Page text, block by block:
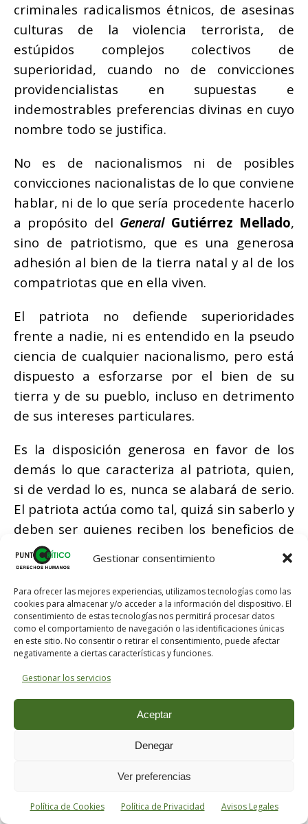
Gestionar consentimiento
Para ofrecer las mejores experiencias, utilizamos tecnologías como las
cookies para almacenar y/o acceder a la información del dispositivo. El
consentimiento de estas tecnologías nos permitirá procesar datos
como el comportamiento de navegación o las identificaciones únicas
en este sitio. No consentir o retirar el consentimiento, puede afectar
negativamente a ciertas características y funciones.
Gestionar los servicios
Aceptar
Denegar
Ver preferencias
Política de Cookies Política de Privacidad Avisos Legales
criminales radicalismos étnicos, de asesinas
culturas de la violencia terrorista, de
estúpidos complejos colectivos de
superioridad, cuando no de convicciones
providencialistas en supuestas e
indemostrables preferencias divinas en cuyo
nombre todo se justifica.
No es de nacionalismos ni de posibles
convicciones nacionalistas de lo que conviene
hablar, ni de lo que sería procedente hacerlo
a propósito del General Gutiérrez Mellado,
sino de patriotismo, que es una generosa
adhesión al bien de la tierra natal y al de los
compatriotas que en ella viven.
El patriota no defiende superioridades
frente a nadie, ni es entendido en la pseudo
ciencia de cualquier nacionalismo, pero está
dispuesto a esforzarse por el bien de su
tierra y de su pueblo, incluso en detrimento
de sus intereses particulares.
Es la disposición generosa en favor de los
demás lo que caracteriza al patriota, quien,
si de verdad lo es, nunca se alabará de serio.
El patriota actúa como tal, quizá sin saberlo y
deben ser quienes reciben los beneficios de
su persona y de su comportamiento los que
reconozcan en él esa virtud cívica de la que
son receptores y beneficiarios.
En relación con elGeneral Gutiérrez Mellado
eso es justamente lo que ha sucedido,
porque es patente el reconocimiento por
parte de todos los españoles de su ejemplar
patriotismo.
Todavía parece oportuno, tomando pie en
un escrito de aquel otro gran patriota que
D. Manuel Azaña, diferenciar dos
derivadas de otros tantos modos de sentir